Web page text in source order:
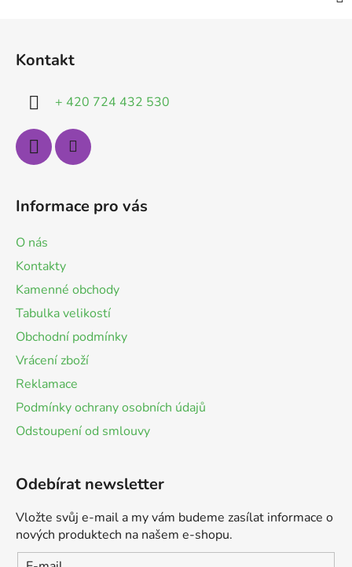
Kontakt
+ 420 724 432 530
Informace pro vás
O nás
Kontakty
Kamenné obchody
Tabulka velikostí
Obchodní podmínky
Vrácení zboží
Reklamace
Podmínky ochrany osobních údajů
Odstoupení od smlouvy
Odebírat newsletter
Vložte svůj e-mail a my vám budeme zasílat informace o
nových produktech na našem e-shopu.